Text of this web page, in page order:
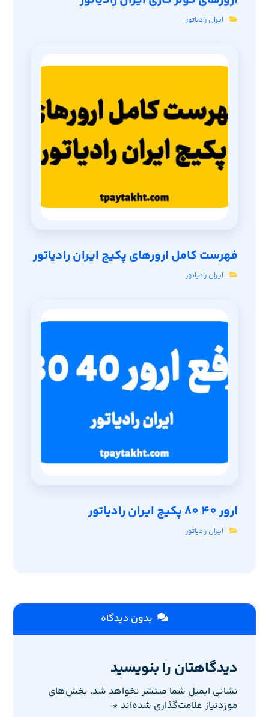
ایران رادیاتور
فهرست کامل ارورهای پکیج ایران رادیاتور
ایران رادیاتور
ارور 40 80 پکیج ایران رادیاتور
ایران رادیاتور
بدون دیدگاه
دیدگاهتان را بنویسید
نشانی ایمیل شما منتشر نخواهد شد. بخش‌های
موردنیاز علامت‌گذاری شده‌اند *